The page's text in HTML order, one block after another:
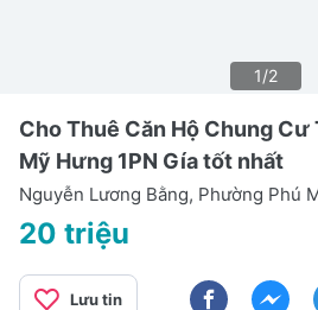
1/2
Cho Thuê Căn Hộ Chung
Mỹ Hưng 1PN Gía tốt nhất
Nguyễn Lương Bằng, Phường Phú
20 triệu
Lưu tin